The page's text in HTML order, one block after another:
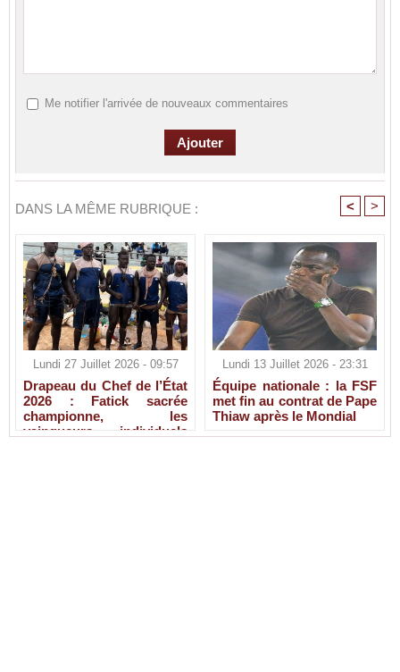
Me notifier l'arrivée de nouveaux commentaires
DANS LA MÊME RUBRIQUE : < >
Lundi 27 Juillet 2026 - 09:57
Drapeau du Chef de l’État
2026 : Fatick sacrée
championne, les
vainqueurs individuels
Lundi 13 Juillet 2026 - 23:31
Équipe nationale : la FSF
met fin au contrat de Pape
Thiaw après le Mondial